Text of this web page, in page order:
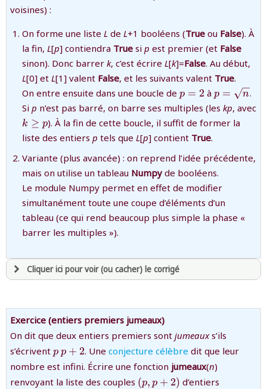
voisines) :
On forme une liste L de L+1 booléens (True ou False). À
la fin, L[p] contiendra True si p est premier (et False
sinon). Donc barrer k, c’est écrire L[k]=False. Au début,
L[0] et L[1] valent False, et les suivants valent True.
On entre ensuite dans une boucle de {p=2}
p = 2 àp = n.
Si p n’est pas barré, on barre ses multiples (les kp, avec
{k\ge
p}
k ≥ p). À la fin de cette boucle, il suffit de former la
liste des entiers p tels que L[p] contient True.
Variante (plus avancée) : on reprend l’idée précédente,
mais on utilise un tableau Numpy de booléens.
Le module Numpy permet en effet de modifier
simultanément toute une coupe d’éléments d’un
tableau (ce qui rend beaucoup plus simple la phase «
barrer les multiples »).
Cliquer ici pour voir (ou cacher) le corrigé
et être
connecté au site
revenir àla page d'accueil
ou testerla page d'extraits libres
ou consulterle plan du site
Exercice (entiers premiers jumeaux)
On dit que deux entiers premiers sont jumeauxs’ils
s’écrivent {p}
p {p+2}
p + 2. Uneconjecture célèbre dit que leur
nombre est infini. Écrire une fonction jumeaux(n)
renvoyant la liste des couples {(p,p+2)}
(p, p + 2) d’entiers